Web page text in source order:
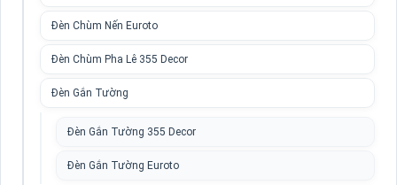
Đèn Chùm Nến Euroto
Đèn Chùm Pha Lê 355 Decor
Đèn Gắn Tường
Đèn Gắn Tường 355 Decor
Đèn Gắn Tường Euroto